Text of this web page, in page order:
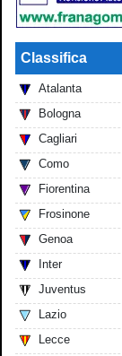
Classifica
Atalanta
Bologna
Cagliari
Como
Fiorentina
Frosinone
Genoa
Inter
Juventus
Lazio
Lecce